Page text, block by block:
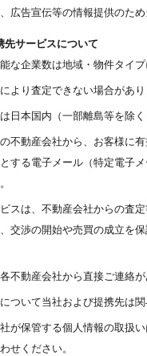
広告宣伝等の情報提供のため
先サービスについて
な企業数は地域・物件タイプ
より査定できない場合があり
日本国内（一部離島等を除く
不動産会社から、お客様に
する電子メール（特定電子
スは、不動産会社からの査
交渉の開始や売買の成立を
不動産会社から直接ご連絡が
ついて当社および提携先は関
が保管する個人情報の取扱
せください。